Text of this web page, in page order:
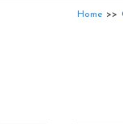
Home >>